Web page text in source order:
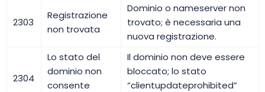
2303
Registrazione
non trovata
Dominio o nameserver non
trovato; è necessaria una
nuova registrazione.
2304
Lo stato del
dominio non
consente
Il dominio non deve essere
bloccato; lo stato
“clientupdateprohibited”